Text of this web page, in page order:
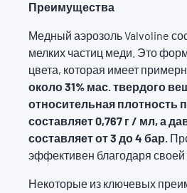
Преимущества
Медный аэрозоль Valvoline
мелких частиц меди. Это
цвета, которая имеет
около 31% мас. твердого
относительная плотность
составляет 0,767 г / мл, а
составляет от 3 до 4 бар.
эффективен благодаря своей
Некоторые из ключевых